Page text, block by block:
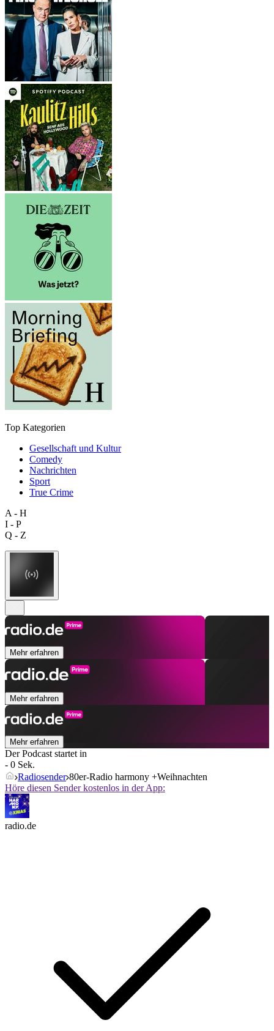
Top Kategorien
Gesellschaft und Kultur
Comedy
Nachrichten
Sport
True Crime
A - H
I - P
Q - Z
Mehr erfahren
Mehr erfahren
Mehr erfahren
Der Podcast startet in
- 0 Sek.
Radiosender 80er-Radio harmony +Weihnachten
Höre diesen Sender kostenlos in der App:
radio.de